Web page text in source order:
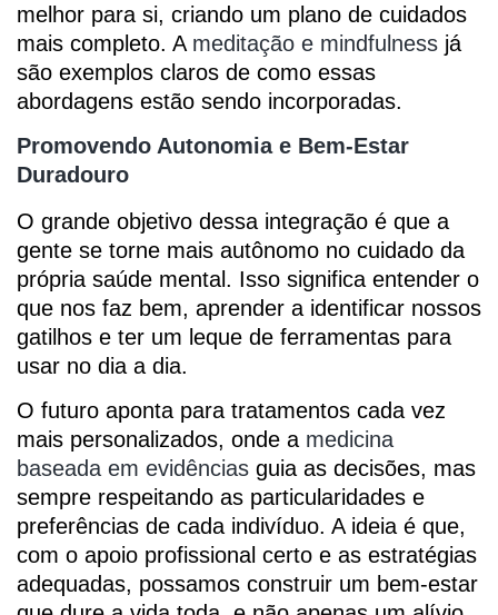
melhor para si, criando um plano de cuidados
mais completo. A meditação e mindfulness já
são exemplos claros de como essas
abordagens estão sendo incorporadas.
Promovendo Autonomia e Bem-Estar
Duradouro
O grande objetivo dessa integração é que a
gente se torne mais autônomo no cuidado da
própria saúde mental. Isso significa entender o
que nos faz bem, aprender a identificar nossos
gatilhos e ter um leque de ferramentas para
usar no dia a dia.
O futuro aponta para tratamentos cada vez
mais personalizados, onde a medicina
baseada em evidências guia as decisões, mas
sempre respeitando as particularidades e
preferências de cada indivíduo. A ideia é que,
com o apoio profissional certo e as estratégias
adequadas, possamos construir um bem-estar